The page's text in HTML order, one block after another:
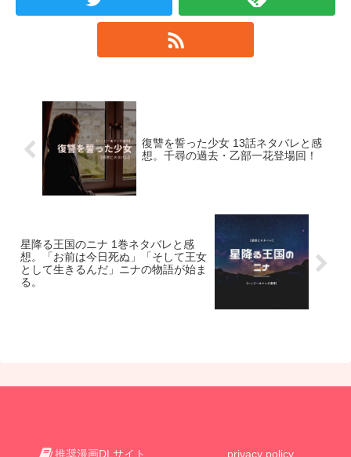
復讐を誓った少女 13話ネタバレと感
想。千尋の過去・乙部一花登場回！
星降る王国のニナ 1巻ネタバレと感
想。「お前は今日死ぬ」「そして王女
として生きるんだ」ニナの物語が始ま
る。
推奨漫画DLサイト privacy policy